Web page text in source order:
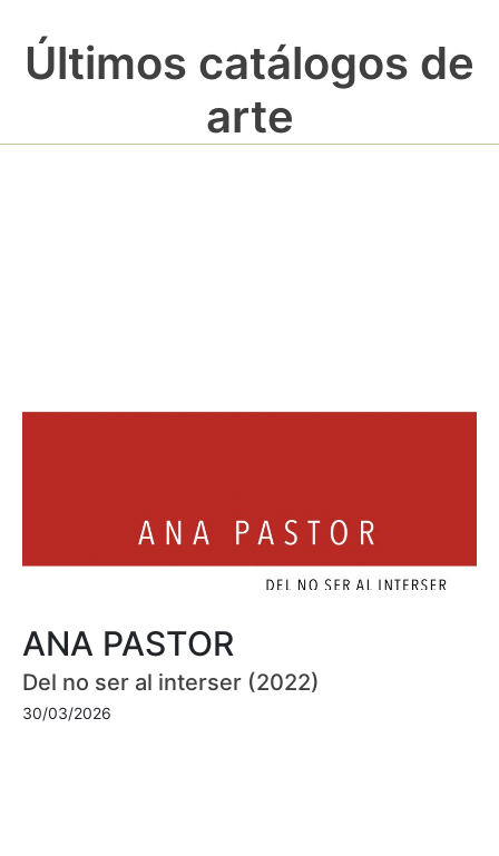
Últimos catálogos de
arte
ANA PASTOR
Del no ser al interser (2022)
30/03/2026